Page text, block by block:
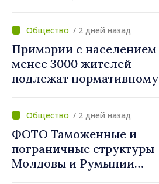
/ 2 дней назад
Примэрии с населением
менее 3000 жителей
подлежат нормативному
«Реформу нужно
завершить этой осенью»
/ 2 дней назад
ФОТО Таможенные и
пограничные структуры
Молдовы и Румынии